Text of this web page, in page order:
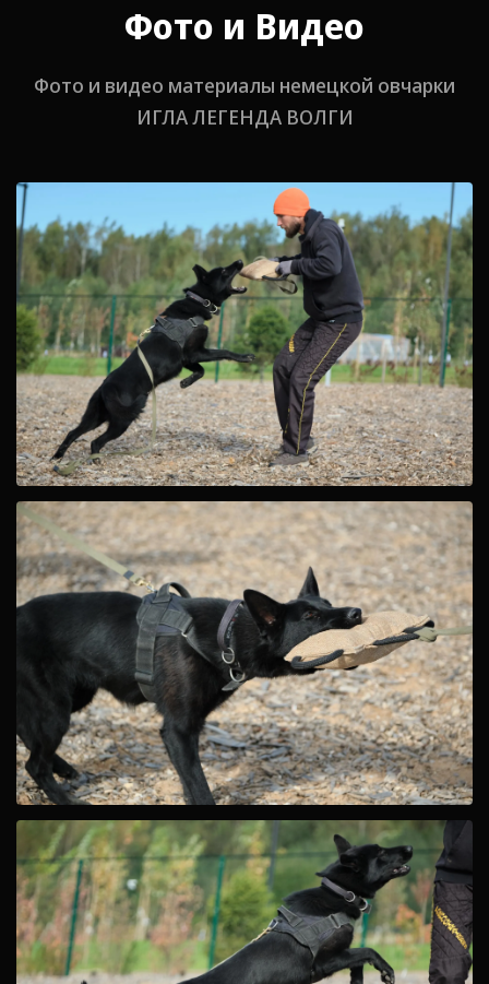
Фото и Видео
Фото и видео материалы немецкой овчарки
ИГЛА ЛЕГЕНДА ВОЛГИ